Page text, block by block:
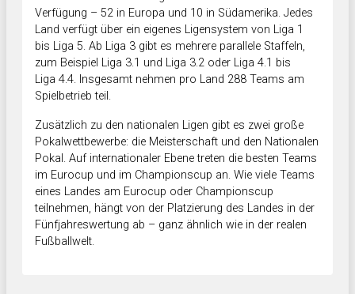
Verfügung – 52 in Europa und 10 in Südamerika. Jedes
Land verfügt über ein eigenes Ligensystem von Liga 1
bis Liga 5. Ab Liga 3 gibt es mehrere parallele Staffeln,
zum Beispiel Liga 3.1 und Liga 3.2 oder Liga 4.1 bis
Liga 4.4. Insgesamt nehmen pro Land 288 Teams am
Spielbetrieb teil.
Zusätzlich zu den nationalen Ligen gibt es zwei große
Pokalwettbewerbe: die Meisterschaft und den Nationalen
Pokal. Auf internationaler Ebene treten die besten Teams
im Eurocup und im Championscup an. Wie viele Teams
eines Landes am Eurocup oder Championscup
teilnehmen, hängt von der Platzierung des Landes in der
Fünfjahreswertung ab – ganz ähnlich wie in der realen
Fußballwelt.